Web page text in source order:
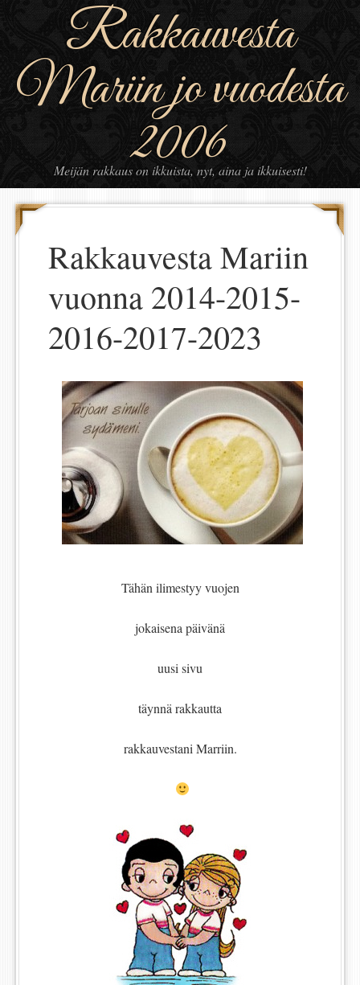
Rakkauvesta
Mariin jo vuodesta
2006
Meijän rakkaus on ikkuista, nyt, aina ja ikkuisesti!
Rakkauvesta Mariin
vuonna 2014-2015-
2016-2017-2023
Tähän ilimestyy vuojen
jokaisena päivänä
uusi sivu
täynnä rakkautta
rakkauvestani Marriin.